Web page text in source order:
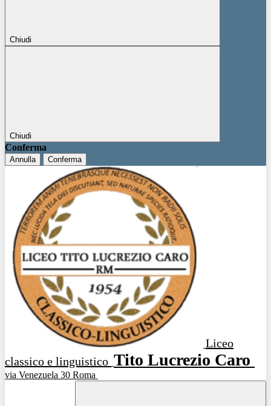
Chiudi
Chiudi
Conferma
Annulla Conferma
Liceo
classico e linguistico Tito Lucrezio Caro
via Venezuela 30 Roma